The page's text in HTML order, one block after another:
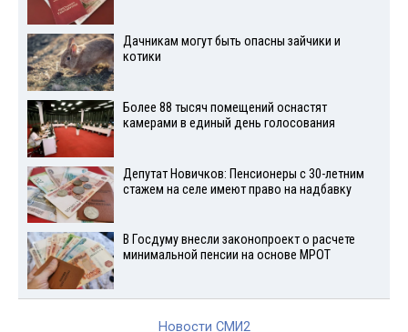
Дачникам могут быть опасны зайчики и
котики
Более 88 тысяч помещений оснастят
камерами в единый день голосования
Депутат Новичков: Пенсионеры с 30-летним
стажем на селе имеют право на надбавку
В Госдуму внесли законопроект о расчете
минимальной пенсии на основе МРОТ
Новости СМИ2